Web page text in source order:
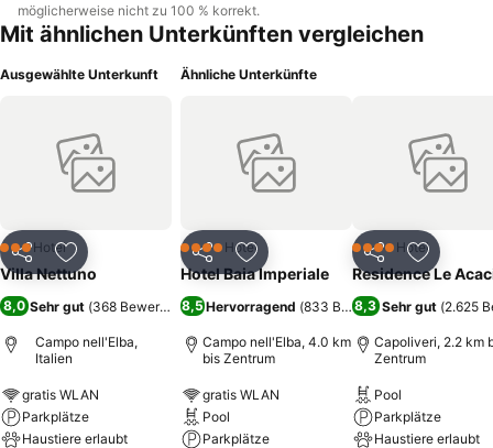
möglicherweise nicht zu 100 % korrekt.
Mit ähnlichen Unterkünften vergleichen
Ausgewählte Unterkunft
Teilen Zu Favoriten hinzufügen
3 SterneHotel
Villa Nettuno
8,0 Sehr gut (368 Bewertungen)
Campo nell'Elba,
Italien
gratis WLAN
Parkplätze
Haustiere erlaubt
Ähnliche Unterkünfte
Teilen Zu Favoriten hinzufügen
4 SterneHotel
Hotel Baia Imperiale
8,5Hervorragend (833 Bewertungen )
Campo nell'Elba, 4.0 km
bis Zentrum
gratis WLAN
Pool
Parkplätze
Teilen Zu
4 SterneHotel
Residence Le
8,3 Sehr gut (2.625
Capoliveri, 2.2 km
Zentrum
Pool
Parkplätze
Haustiere erlaubt